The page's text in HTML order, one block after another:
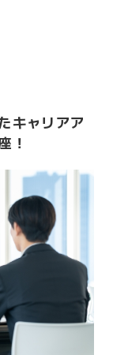
キャリアア
！